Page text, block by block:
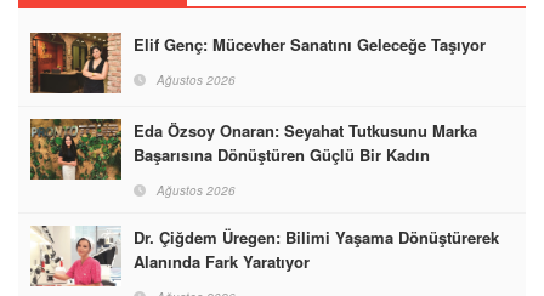
Elif Genç: Mücevher Sanatını Geleceğe Taşıyor
Ağustos 2026
Eda Özsoy Onaran: Seyahat Tutkusunu Marka
Başarısına Dönüştüren Güçlü Bir Kadın
Ağustos 2026
Dr. Çiğdem Üregen: Bilimi Yaşama Dönüştürerek
Alanında Fark Yaratıyor